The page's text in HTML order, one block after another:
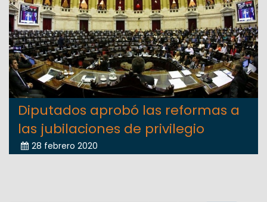
Diputados aprobó las reformas a
las jubilaciones de privilegio
28 febrero 2020